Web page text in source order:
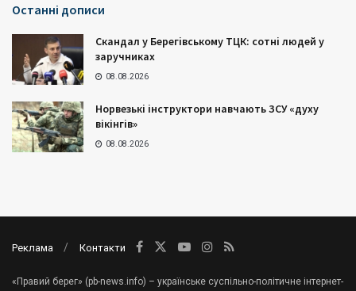
Останні дописи
Скандал у Берегівському ТЦК: сотні людей у
заручниках
08.08.2026
Норвезькі інструктори навчають ЗСУ «духу
вікінгів»
08.08.2026
Реклама Контакти
«Правий берег» (pb-news.info) – українське суспільно-політичне інтернет-